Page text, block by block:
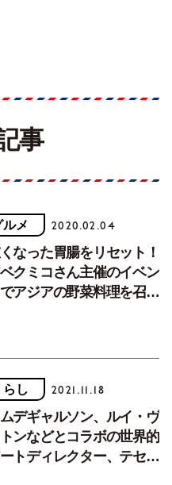
事
ルメ 2020.02.04
なった胃腸をリセット！
クミコさん主催のイベン
でアジアの野菜料理を召し
らし 2021.11.18
デギャルソン、ルイ・ヴ
ンなどとコラボの世界的
トディレクター、テセウ